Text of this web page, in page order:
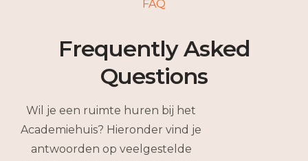
FAQ
Frequently Asked
Questions
Wil je een ruimte huren bij het
Academiehuis? Hieronder vind je
antwoorden op veelgestelde